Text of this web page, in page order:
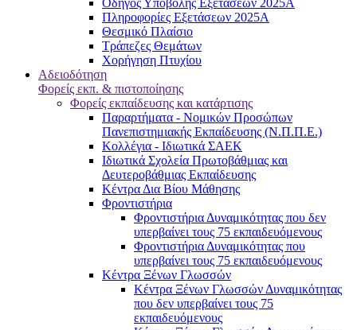
Οδηγός Υποβολής Εξετάσεων 2025A
Πληροφορίες Εξετάσεων 2025Α
Θεσμικό Πλαίσιο
Τράπεζες Θεμάτων
Χορήγηση Πτυχίου
Αδειοδότηση
Φορείς εκπ. & πιστοποίησης
Φορείς εκπαίδευσης και κατάρτισης
Παραρτήματα - Νομικών Προσώπων
Πανεπιστημιακής Εκπαίδευσης (Ν.Π.Π.Ε.)
Κολλέγια - Ιδιωτικά ΣΑΕΚ
Ιδιωτικά Σχολεία Πρωτοβάθμιας και
Δευτεροβάθμιας Εκπαίδευσης
Κέντρα Δια Βίου Μάθησης
Φροντιστήρια
Φροντιστήρια Δυναμικότητας που δεν
υπερβαίνει τους 75 εκπαιδευόμενους
Φροντιστήρια Δυναμικότητας που
υπερβαίνει τους 75 εκπαιδευόμενους
Κέντρα Ξένων Γλωσσών
Kέντρα Ξένων Γλωσσών Δυναμικότητας
που δεν υπερβαίνει τους 75
εκπαιδευόμενους